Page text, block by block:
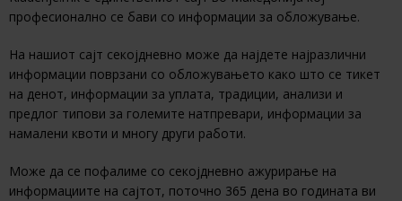
професионално се бави со информации за обложување.
На нашиот сајт секојдневно може да најдете најразлични
информации поврзани со обложувањето како што се тикет
на денот, информации за уплата, традиции, анализи и
предлог типови за големите натпревари, информации за
намалени квоти и многу други работи.
Може да се пофалиме со секојдневно ажурирање на
информациите на сајтот, поточно 365 дена во годината ви